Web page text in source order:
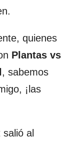
quienes
Plantas vs
, sabemos
¡las
al